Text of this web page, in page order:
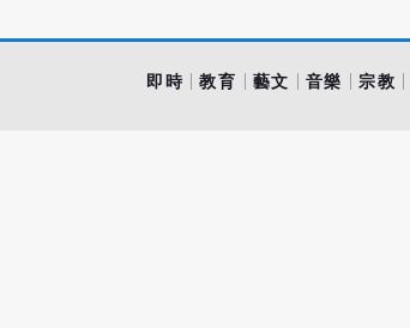
即時 教育 藝文 音樂 宗教